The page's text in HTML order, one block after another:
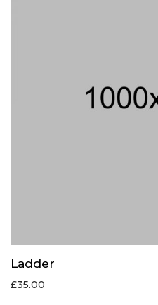
Ladder
£35.00